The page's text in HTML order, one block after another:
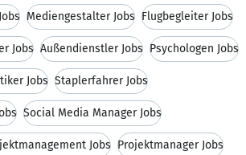
Mediengestalter Jobs Flugbegleiter Jobs
Jobs Außendienstler Jobs Psychologen Jobs
Jobs Staplerfahrer Jobs
Social Media Manager Jobs
Jobs Projektmanager Jobs